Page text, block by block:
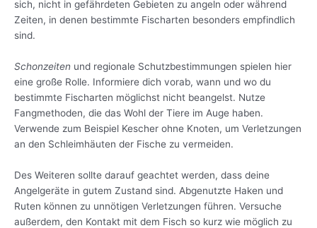
sich, nicht in gefährdeten Gebieten zu angeln oder während
Zeiten, in denen bestimmte Fischarten besonders empfindlich
sind.
Schonzeiten und regionale Schutzbestimmungen spielen hier
eine große Rolle. Informiere dich vorab, wann und wo du
bestimmte Fischarten möglichst nicht beangelst. Nutze
Fangmethoden, die das Wohl der Tiere im Auge haben.
Verwende zum Beispiel Kescher ohne Knoten, um Verletzungen
an den Schleimhäuten der Fische zu vermeiden.
Des Weiteren sollte darauf geachtet werden, dass deine
Angelgeräte in gutem Zustand sind. Abgenutzte Haken und
Ruten können zu unnötigen Verletzungen führen. Versuche
außerdem, den Kontakt mit dem Fisch so kurz wie möglich zu